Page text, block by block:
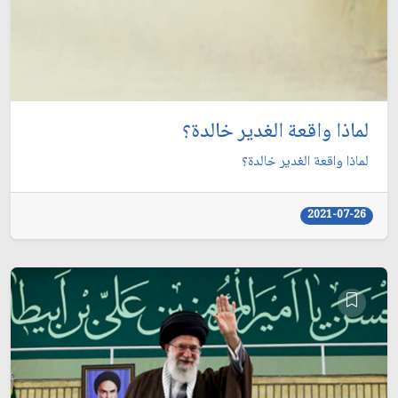
لماذا واقعة الغدير خالدة؟
لماذا واقعة الغدير خالدة؟
2021-07-26